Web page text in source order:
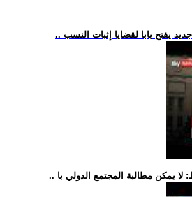
يفتح بابا لقضايا إثبات النسب
يمكن مطالبة المجتمع الدولي با